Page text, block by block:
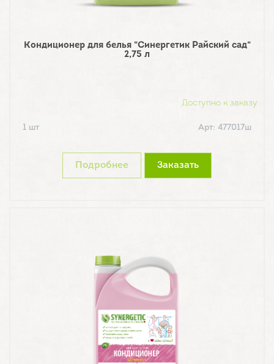
Кондиционер для белья "Синергетик Райский сад"
2,75 л
Доступно к заказу
1 шт Арт: 477017ш
Подробнее Заказать